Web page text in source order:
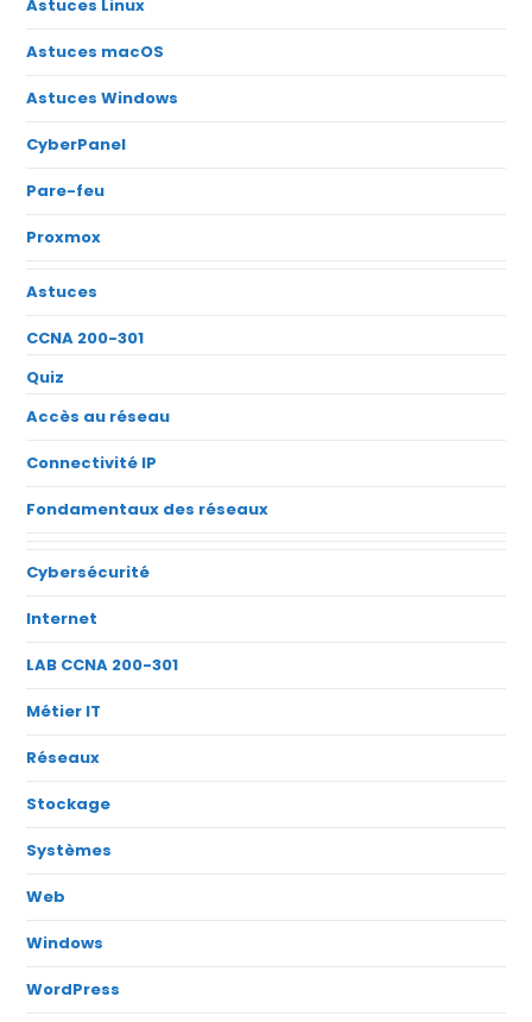
Astuces Linux
Astuces macOS
Astuces Windows
CyberPanel
Pare-feu
Proxmox
Astuces
CCNA 200-301
Quiz
Accès au réseau
Connectivité IP
Fondamentaux des réseaux
Cybersécurité
Internet
LAB CCNA 200-301
Métier IT
Réseaux
Stockage
Systèmes
Web
Windows
WordPress